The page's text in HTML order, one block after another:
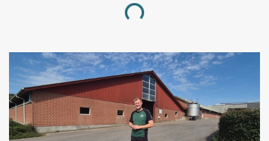
Loading...